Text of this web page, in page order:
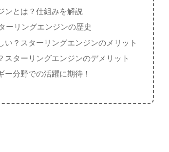
ンとは？仕組みを解説
ーリングエンジンの歴史
い？スターリングエンジンのメリット
スターリングエンジンのデメリット
ー分野での活躍に期待！